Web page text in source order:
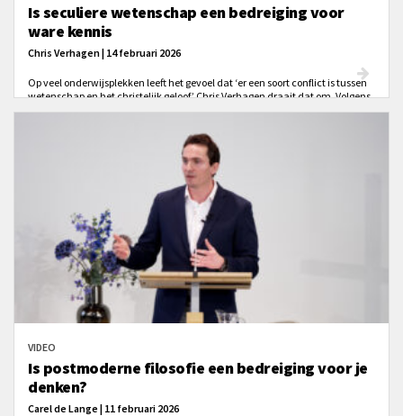
Is seculiere wetenschap een bedreiging voor
ware kennis
Chris Verhagen | 14 februari 2026
Op veel onderwijsplekken leeft het gevoel dat ‘er een soort conflict is tussen
wetenschap en het christelijk geloof.’ Chris Verhagen draait dat om. Volgens
kunnen bedrijven’ op een ‘begrijpelijke, onderbouwde, gerechtvaardigde
VIDEO
Is postmoderne filosofie een bedreiging voor je
denken?
Carel de Lange | 11 februari 2026